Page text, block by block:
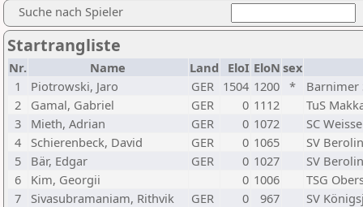
Suche nach Spieler
Startrangliste
Nr. Name Land EloI EloN sex
1
Piotrowski, Jaro GER 1504 1200 *
Barnimer
2
Gamal, Gabriel GER 0 1112
TuS
3
Mieth, Adrian GER 0 1072
SC
4
Schierenbeck, David GER 0 1065
SV
5
Bär, Edgar GER 0 1027
SV
6
Kim, Georgii 0 1006
TSG
7
Sivasubramaniam, Rithvik GER 0 967
SV